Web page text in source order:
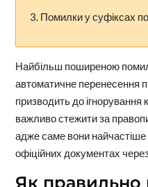
Помилки у суфіксах
Найбільш поширеною
автоматичне перенесення
призводить до ігнорування
важливо стежити за
адже саме вони
офіційних документах
Як правильно